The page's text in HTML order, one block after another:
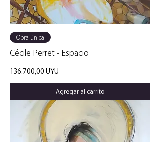
Obra única
Cécile Perret - Espacio
Precio
136.700,00 UYU
Agregar al carrito